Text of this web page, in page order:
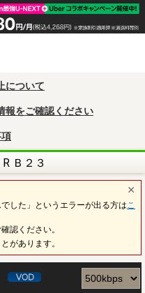
について
報をご確認ください
R Ｂ２３
した」というエラーが出る方は こ
認ください。
があります。